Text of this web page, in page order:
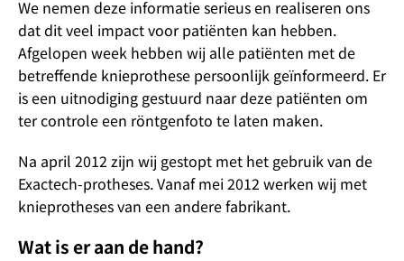
We nemen deze informatie serieus en realiseren ons
dat dit veel impact voor patiënten kan hebben.
Afgelopen week hebben wij alle patiënten met de
betreffende knieprothese persoonlijk geïnformeerd. Er
is een uitnodiging gestuurd naar deze patiënten om
ter controle een röntgenfoto te laten maken.
Na april 2012 zijn wij gestopt met het gebruik van de
Exactech-protheses. Vanaf mei 2012 werken wij met
knieprotheses van een andere fabrikant.
Wat is er aan de hand?